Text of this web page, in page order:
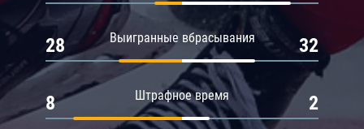
Выигранные вбрасывания
28 32
Штрафное время
8 2